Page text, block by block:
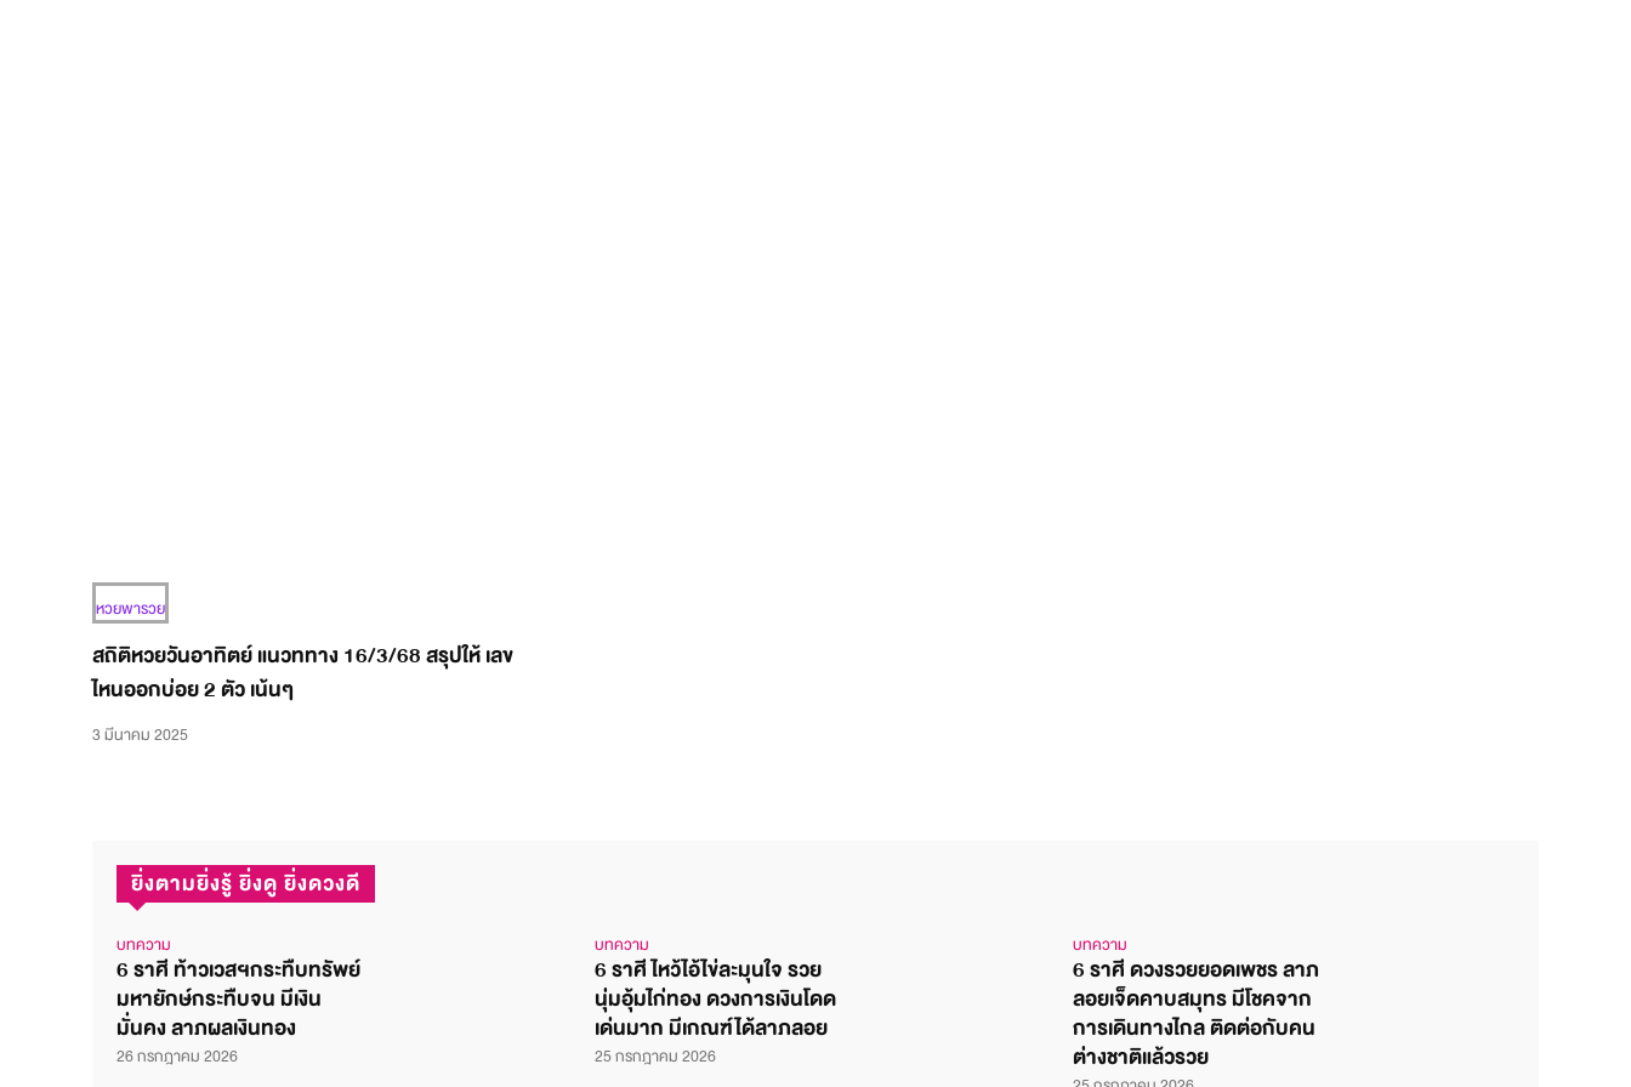
หวยพารวย
สถิติหวยวันอาทิตย์ แนวททาง 16/3/68 สรุปให้ เลข
ไหนออกบ่อย 2 ตัว เน้นๆ
3 มีนาคม 2025
ยิ่งตามยิ่งรู้ ยิ่งดู ยิ่งดวงดี
บทความ
6 ราศี ท้าวเวสฯกระทืบทรัพย์
มหายักษ์กระทืบจน มีเงิน
มั่นคง ลาภผลเงินทอง
26 กรกฎาคม 2026
บทความ
6 ราศี ไหว้ไอ้ไข่ละมุนใจ รวย
นุ่มอุ้มไก่ทอง ดวงการเงินโดด
เด่นมาก มีเกณฑ์ได้ลาภลอย
25 กรกฎาคม 2026
บทความ
6 ราศี ดวงรวยยอดเพชร ลาภ
ลอยเจ็ดคาบสมุทร มีโชคจาก
การเดินทางไกล ติดต่อกับคน
ต่างชาติแล้วรวย